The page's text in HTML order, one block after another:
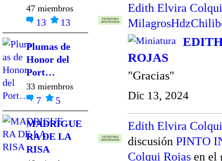
47 miembros
13 13
Plumas de
Honor del
Port…
33 miembros
7 5
MADRIGUE
RA DE LA
RISA
ESCRITORA
DISTINGUIDA
Edith Elvira
ROJAS
"Gracias"
Dic 13, 2024
ESCRITORA
DISTINGUIDA
Edith Elvira
discusión PINTO
Colqui Rojas en el